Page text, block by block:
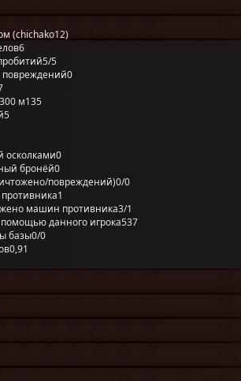
(chichako12)
6
5/5
повреждений0
м135
5
осколками0
бронёй0
повреждений)0/0
1
машин противника3/1
данного игрока537
базы0/0
0,91